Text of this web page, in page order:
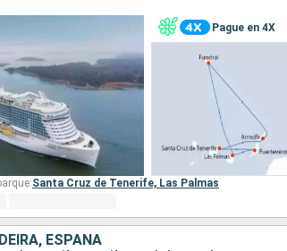
Pague en 4X
Santa Cruz de Tenerife, Las Palmas
ESPAÑA